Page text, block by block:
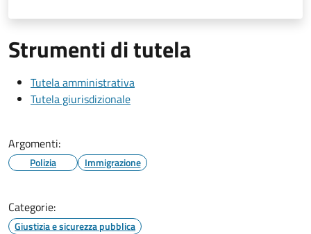
Strumenti di tutela
Tutela amministrativa
Tutela giurisdizionale
Argomenti:
Polizia Immigrazione
Categorie:
Giustizia e sicurezza pubblica